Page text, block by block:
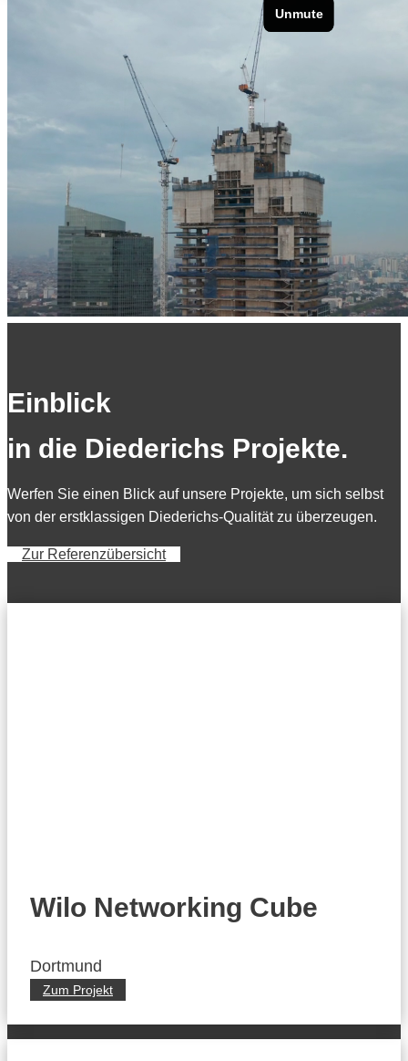
Wilo Networking Cube
Dortmund
Zum Projekt
Einblick
in die Diederichs Projekte.
Werfen Sie einen Blick auf unsere Projekte, um sich selbst
von der erstklassigen Diederichs-Qualität zu überzeugen.
Zur Referenzübersicht